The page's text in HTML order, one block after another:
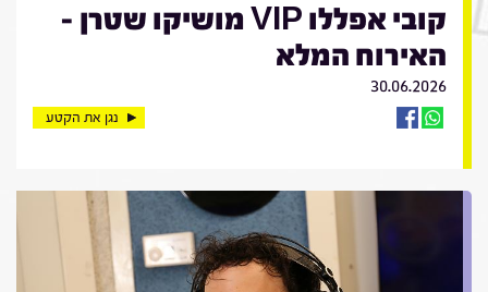
קובי אפללו VIP מושיקו שטרן -
האירוח המלא
30.06.2026
נגן את הקטע